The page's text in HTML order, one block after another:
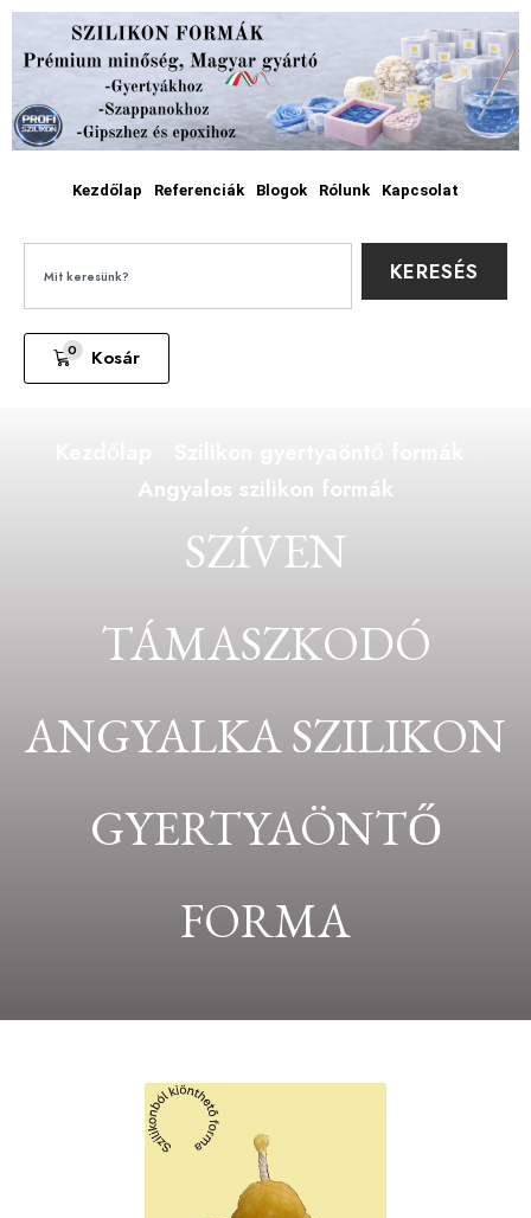
Kezdőlap Referenciák Blogok Rólunk Kapcsolat
KERESÉS
0 Kosár
Angyalos szilikon formák
SZÍVEN
TÁMASZKODÓ
ANGYALKA SZILIKON
GYERTYAÖNTŐ
FORMA